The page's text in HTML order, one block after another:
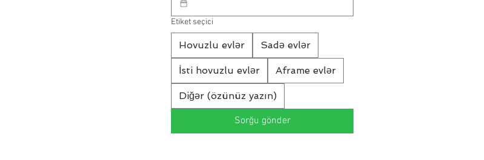
Etiket seçici
Hovuzlu evlər Sadə evlər
İsti hovuzlu evlər Aframe evlər
Diğər (özünüz yazın)
Sorğu gönder